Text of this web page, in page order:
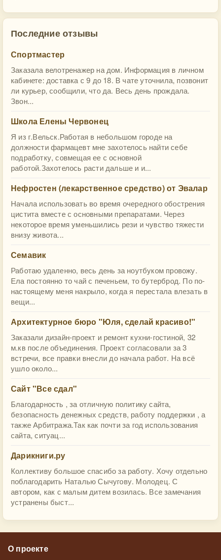
Последние отзывы
Спортмастер
Заказала велотренажер на дом. Информация в личном
кабинете: доставка с 9 до 18. В чате уточнила, позвонит
ли курьер, сообщили, что да. Весь день прождала.
Звон...
Школа Елены Червонец
Я из г.Вельск.Работая в небольшом городе на
должности фармацевт мне захотелось найти себе
подработку, совмещая ее с основной
работой.Захотелось расти дальше и и...
Нефростен (лекарственное средство) от Эвалар
Начала использовать во время очередного обострения
цистита вместе с основными препаратами. Через
некоторое время уменьшились рези и чувство тяжести
внизу живота...
Семавик
Работаю удаленно, весь день за ноутбуком провожу.
Ела постоянно то чай с печеньем, то бутерброд. По по-
настоящему меня накрыло, когда я перестала влезать в
вещи...
​Архитектурное бюро "Юля, сделай красиво!"
Заказали дизайн-проект и ремонт кухни-гостиной, 32
м.кв после объединения. Проект согласовали за 3
встречи, все правки внесли до начала работ. На всё
ушло около...
Сайт "Все сдал"
Благодарность , за отличную политику сайта,
безопасность денежных средств, работу поддержки , а
также Арбитража.Так как почти за год использования
сайта, ситуац...
Дарикниги.ру
Коллективу большое спасибо за работу. Хочу отдельно
поблагодарить Наталью Сычугову. Молодец. С
автором, как с малым дитем возилась. Все замечания
устранены быст...
О проекте